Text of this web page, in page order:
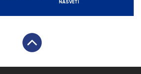
NASVETI